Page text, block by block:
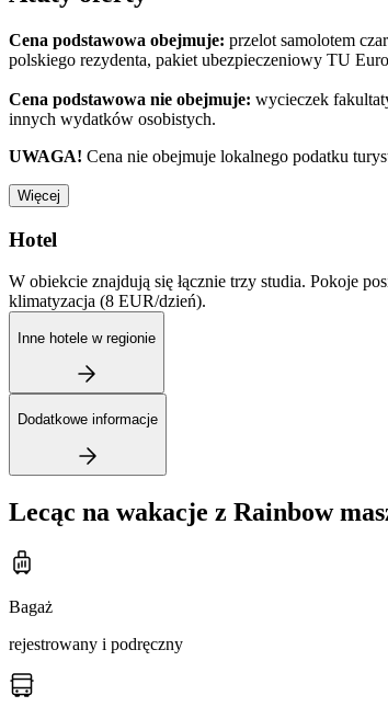
Cena podstawowa obejmuje: przelot samolotem
polskiego rezydenta, pakiet ubezpieczeniowy TU
Cena podstawowa nie obejmuje: wycieczek
innych wydatków osobistych.
UWAGA! Cena nie obejmuje lokalnego podatku
Więcej
Hotel
W obiekcie znajdują się łącznie trzy studia. Pokoje
klimatyzacja (8 EUR/dzień).
Inne hotele w regionie
Dodatkowe informacje
Lecąc na wakacje z Rainbow
Bagaż
rejestrowany i podręczny